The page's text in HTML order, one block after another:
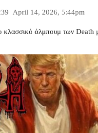
April 14, 2026, 5:44pm
κλασσικό άλμπουμ των Death